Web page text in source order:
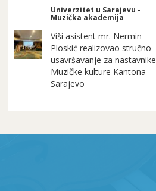
Univerzitet u Sarajevu -
Muzička akademija
Viši asistent mr. Nermin
Ploskić realizovao stručno
usavršavanje za nastavnike
Muzičke kulture Kantona
Sarajevo